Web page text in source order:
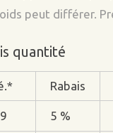
peut différer.
quantité
Rabais
5 %